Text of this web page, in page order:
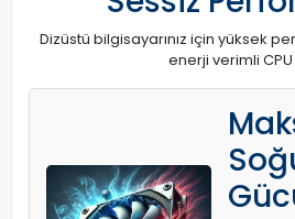
Dizüstü bilgisayarınız için yüksek
enerji verimli CPU